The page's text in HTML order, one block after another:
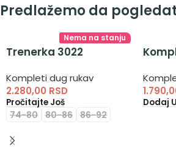
Predlažemo da
Nema na stanju
Trenerka 3022
Kompleti dug rukav
2.280,00 RSD
Pročitajte Još
74-80 80-86 86-92
Dodaj